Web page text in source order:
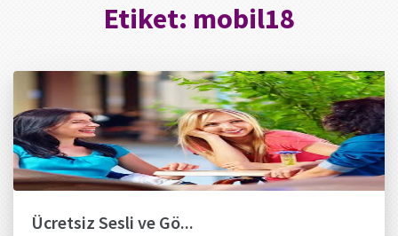
Etiket: mobil18
Ücretsiz Sesli ve Gö...